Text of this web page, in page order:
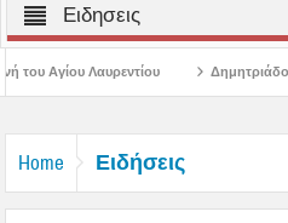
Ειδησεις
Δημητριάδος Ιγνάτιος: «Η Παναγία
Home Ειδήσεις